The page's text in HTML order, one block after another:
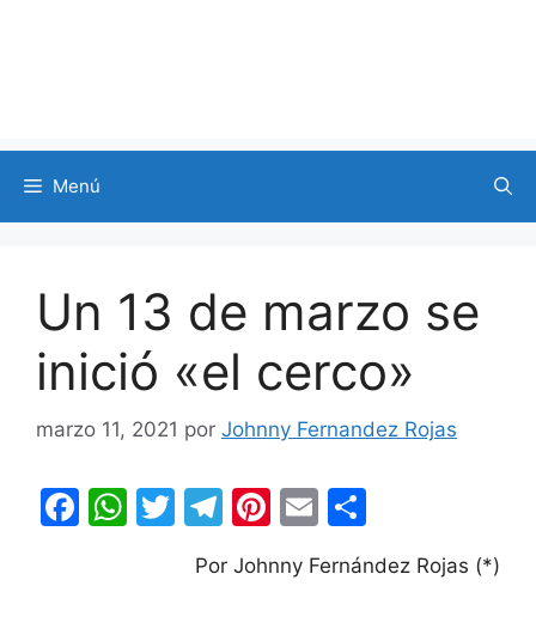
Menú
Un 13 de marzo se
inició «el cerco»
marzo 11, 2021 por Johnny Fernandez Rojas
F
W T
w
itt
T
el
e
Pi
er
E
m
ai
o
m
Por Johnny Fernández Rojas (*)